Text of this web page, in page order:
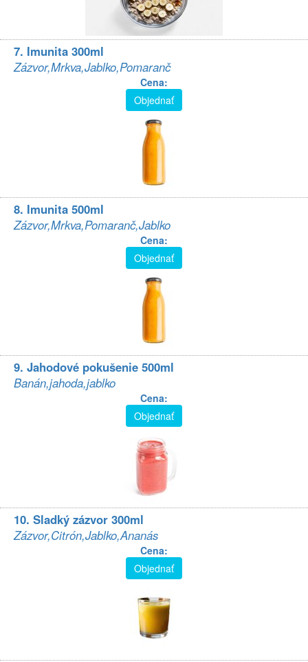
7. Imunita 300ml
Zázvor,Mrkva,Jablko,Pomaranč
Cena:
Objednať
8. Imunita 500ml
Zázvor,Mrkva,Pomaranč,Jablko
Cena:
Objednať
9. Jahodové pokušenie 500ml
Banán,jahoda,jablko
Cena:
Objednať
10. Sladký zázvor 300ml
Zázvor,Citrón,Jablko,Ananás
Cena:
Objednať